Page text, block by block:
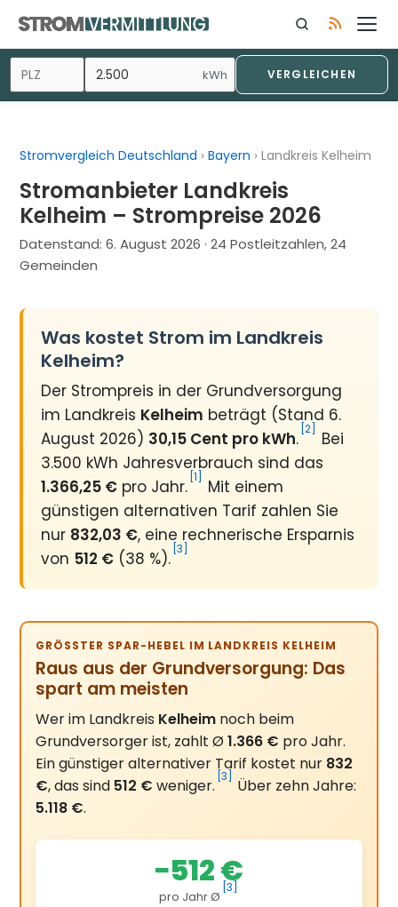
Inhalt
springen
kWh VERGLEICHEN
Stromvergleich Deutschland ›Bayern ›Landkreis Kelheim
Stromanbieter Landkreis
Kelheim – Strompreise 2026
Datenstand:6. August 2026 · 24 Postleitzahlen, 24
Gemeinden
Was kostet Strom im Landkreis
Kelheim?
Der Strompreis in der Grundversorgung
im Landkreis Kelheim beträgt (Stand 6.
August 2026) 30,15 Cent pro kWh. [2]
Bei
3.500 kWh Jahresverbrauch sind das
1.366,25 € pro Jahr. [1]
Mit einem
günstigen alternativen Tarif zahlen Sie
nur 832,03 €, eine rechnerische Ersparnis
von 512 € (38 %). [3]
GRÖSSTER SPAR-HEBEL IM LANDKREIS KELHEIM
Raus aus der Grundversorgung: Das
spart am meisten
Wer im Landkreis Kelheim noch beim
Grundversorger ist, zahlt Ø1.366 € pro Jahr.
Ein günstiger alternativer Tarif kostet nur 832
€, das sind 512 € weniger. [3]
Über zehn Jahre:
5.118 €.
−512 €
pro Jahr Ø
[3]